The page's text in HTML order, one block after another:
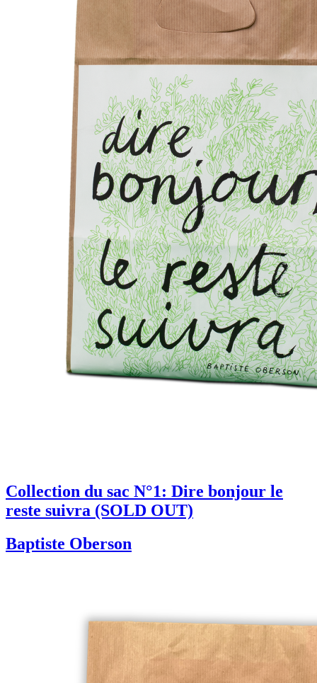
Collection du sac N°1: Dire bonjour le
reste suivra (SOLD OUT)
Baptiste Oberson